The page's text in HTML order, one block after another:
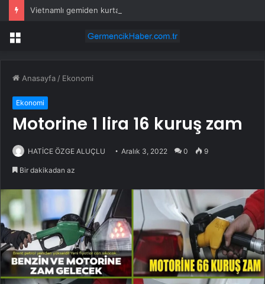
Menü
Anasayfa / Ekonomi
Ekonomi
Motorine 1 lira 16 kuruş zam
HATİCE ÖZGE ALUÇLU Aralık 3, 2022 0 9
Bir dakikadan az